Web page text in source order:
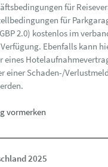
für
für
2.0) kostenlos im
Ebenfalls kann
eines
einer Schaden-/
vormerken
2025